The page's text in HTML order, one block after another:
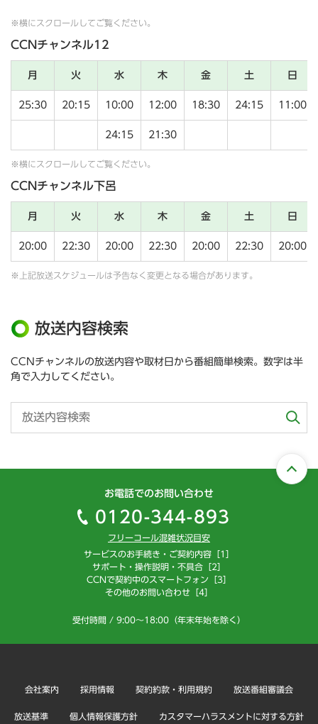
※横にスクロールしてご覧ください。
CCNチャンネル12
月 火 水 木 金 土 日
25:30 20:15 10:00 12:00 18:30 24:15 11:00
24:15 21:30
※横にスクロールしてご覧ください。
CCNチャンネル下呂
月 火 水 木 金 土 日
20:00 22:30 20:00 22:30 20:00 22:30 20:00
※上記放送スケジュールは予告なく変更となる場合があります。
放送内容検索
CCNチャンネルの放送内容や取材日から番組簡単検索。数字は半
角で入力してください。
お電話でのお問い合わせ
0120-344-893
フリーコール混雑状況目安
サービスのお手続き・ご契約内容［1］
サポート・操作説明・不具合［2］
CCNで契約中のスマートフォン［3］
その他のお問い合わせ［4］
受付時間 / 9:00～18:00（年末年始を除く）
会社案内 採用情報 契約約款・利用規約 放送番組審議会
放送基準 個人情報保護方針 カスタマーハラスメントに対する方針